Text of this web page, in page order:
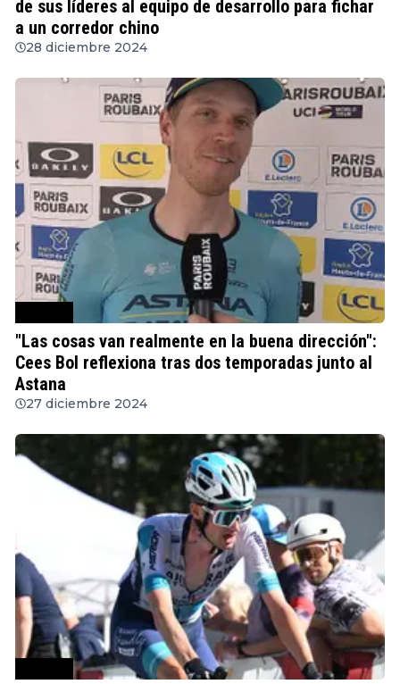
de sus líderes al equipo de desarrollo para fichar
a un corredor chino
28 diciembre 2024
"Las cosas van realmente en la buena dirección":
Cees Bol reflexiona tras dos temporadas junto al
Astana
27 diciembre 2024